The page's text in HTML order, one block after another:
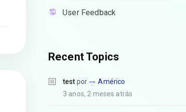
User Feedback
Recent Topics
test por
Américo
3 anos, 2 meses atrás